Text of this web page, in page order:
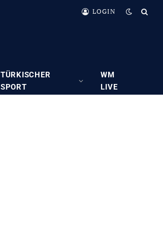
LOGIN
TÜRKISCHER
SPORT
WM
LIVE